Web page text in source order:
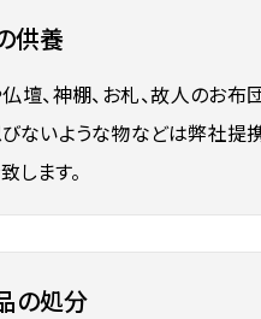
供養
壇、神棚、お札、故人のお
ないような物などは弊社提
します。
の処分